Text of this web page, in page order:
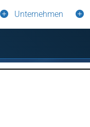
Unternehmen